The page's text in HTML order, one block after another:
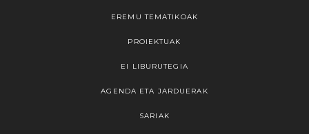
EREMU TEMATIKOAK
PROIEKTUAK
EI LIBURUTEGIA
AGENDA ETA JARDUERAK
SARIAK